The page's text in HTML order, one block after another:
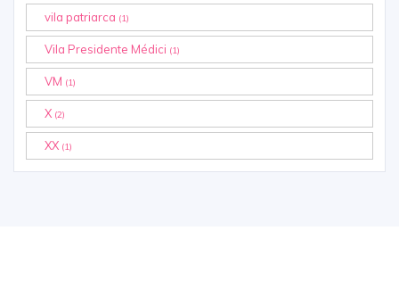
vila patriarca (1)
Vila Presidente Médici (1)
VM (1)
X (2)
XX (1)